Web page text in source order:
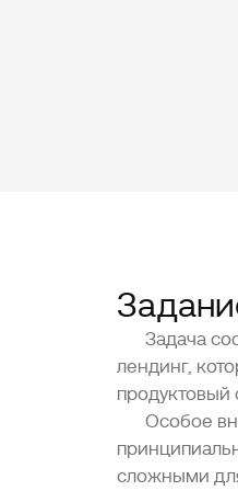
Задача
лендинг,
продуктовый
Особое
сложными